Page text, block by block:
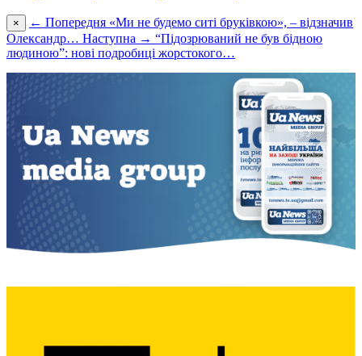
× ← Попередня «Ми не будемо ситі бруківкою», – відзначив
Олександр… Наступна → “Підозрюваний не був бідною
людиною”: нові подробиці жорстокого…